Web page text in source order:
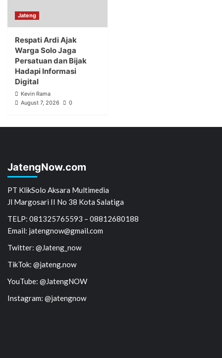
Jateng
Respati Ardi Ajak
Warga Solo Jaga
Persatuan dan Bijak
Hadapi Informasi
Digital
Kevin Rama
August 7, 2026
0
JatengNow.com
PT KlikSolo Aksara Multimedia
Jl Margosari II No 38 Kota Salatiga
TELP: 081325765593 – 08812680188
Email: jatengnow@gmail.com
Twitter: @Jateng_now
TikTok: @jateng.now
YouTube: @JatengNOW
Instagram: @jatengnow